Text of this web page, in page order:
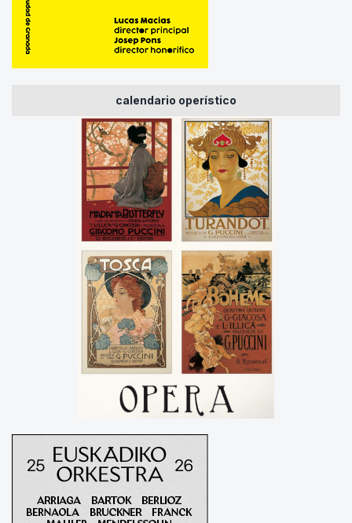
calendario operístico